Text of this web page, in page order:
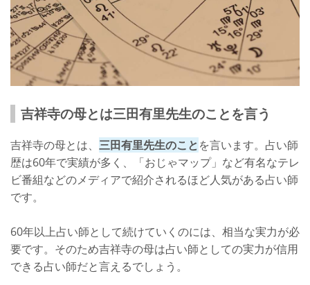
吉祥寺の母とは三田有里先生のことを言う
吉祥寺の母とは、 三田有里先生のことを言います。占い師
歴は60年で実績が多く、「おじゃマップ」など有名なテレ
ビ番組などのメディアで紹介されるほど人気がある占い師
です。
60年以上占い師として続けていくのには、相当な実力が必
要です。そのため吉祥寺の母は占い師としての実力が信用
できる占い師だと言えるでしょう。